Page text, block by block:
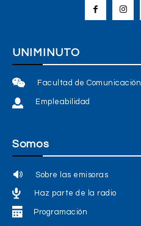
UNIMINUTO
Facultad de Comunicación
Empleabilidad
Somos
Sobre las emisoras
Haz parte de la radio
Programación